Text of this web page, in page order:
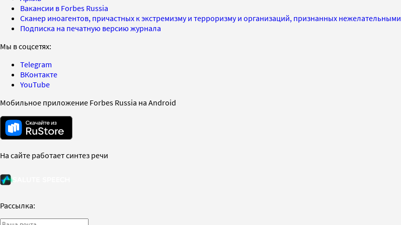
Вакансии в Forbes Russia
Сканер иноагентов, причастных к экстремизму и терроризму и организаций, признанных нежелательными
Подписка на печатную версию журнала
Мы в соцсетях:
Telegram
ВКонтакте
YouTube
Мобильное приложение Forbes Russia на Android
На сайте работает синтез речи
Рассылка: